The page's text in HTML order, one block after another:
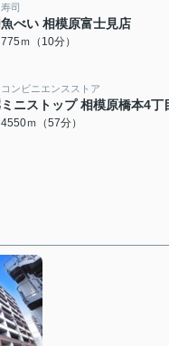
寿司
魚べい 相模原富士見店
775ｍ（10分）
コンビニエンスストア
ミニストップ 相模原橋本4丁
4550ｍ（57分）